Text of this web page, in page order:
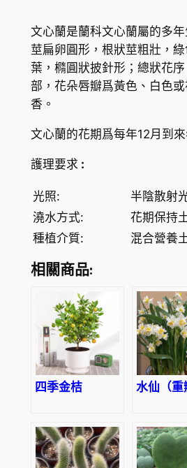
）
數
量
文心蘭是蘭科文心蘭屬的多
莖扁卵圓形，根狀莖粗壯，
葉，橢圓狀披針形；總狀花
部，花朵唇瓣爲黃色、白色
香。
文心蘭的花期爲每年12月到
護理要求 :
光照:
半陰散射
澆水方式:
花期保持
種植介質:
混合營養
相關商品:
四季金桔 水仙（重